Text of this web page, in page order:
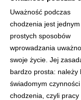
Uważność podczas
chodzenia jest
prostych sposobów
wprowadzania
swoje życie. Jej
bardzo prosta: należy
świadomym czynności
chodzenia, czyli